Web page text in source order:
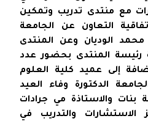
مع منتدى تدريب وتمكين
التعاون عن الجامعة
محمد الوديان وعن المنتدى
رئيسة المنتدى بحضور عدد
إلى عميد كلية العلوم
الدكتورة وفاء العيد
بنات والاستاذة مي جرادات
الاستشارات والتدريب في